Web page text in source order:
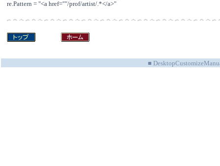
re.Pattern = "<a href=""/prof/artist/.*</a>"
■